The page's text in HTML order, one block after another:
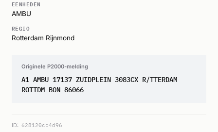
EENHEDEN
AMBU
REGIO
Rotterdam Rijnmond
Originele P2000-melding
A1 AMBU 17137 ZUIDPLEIN 3083CX R/TTERDAM
ROTTDM BON 86066
ID: 628120cc4d96